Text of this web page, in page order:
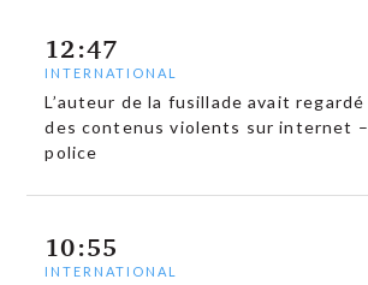
12:47
INTERNATIONAL
L’auteur de la fusillade avait regardé
des contenus violents sur internet –
police
10:55
INTERNATIONAL